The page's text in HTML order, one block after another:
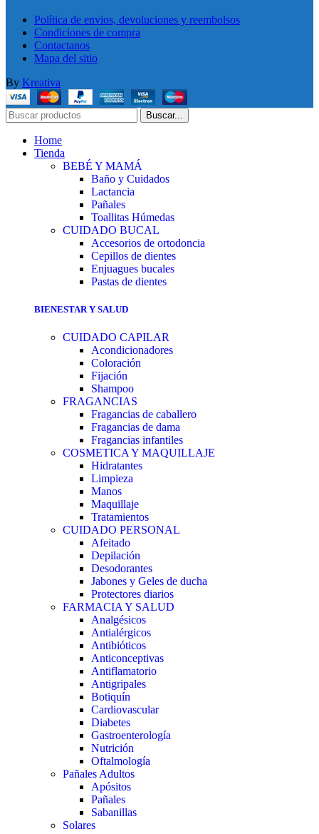
Política de envios, devoluciones y reembolsos
Condiciones de compra
Contactanos
Mapa del sitio
By Kreativa
Buscar...
Home
Tienda
BEBÉ Y MAMÁ
Baño y Cuidados
Lactancia
Pañales
Toallitas Húmedas
CUIDADO BUCAL
Accesorios de ortodoncia
Cepillos de dientes
Enjuagues bucales
Pastas de dientes
BIENESTAR Y SALUD
CUIDADO CAPILAR
Acondicionadores
Coloración
Fijación
Shampoo
FRAGANCIAS
Fragancias de caballero
Fragancias de dama
Fragancias infantiles
COSMETICA Y MAQUILLAJE
Hidratantes
Limpieza
Manos
Maquillaje
Tratamientos
CUIDADO PERSONAL
Afeitado
Depilación
Desodorantes
Jabones y Geles de ducha
Protectores diarios
FARMACIA Y SALUD
Analgésicos
Antialérgicos
Antibióticos
Anticonceptivas
Antiflamatorio
Antigripales
Botiquín
Cardiovascular
Diabetes
Gastroenterología
Nutrición
Oftalmología
Pañales Adultos
Apósitos
Pañales
Sabanillas
Solares